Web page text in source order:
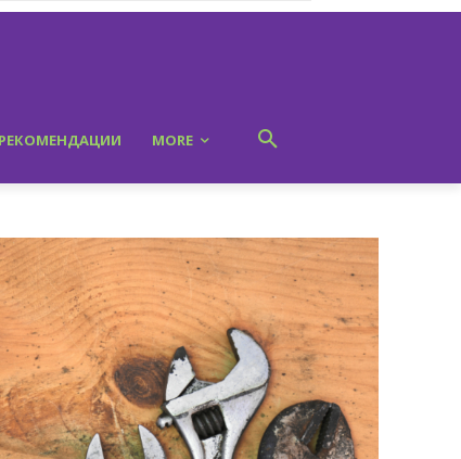
MORE